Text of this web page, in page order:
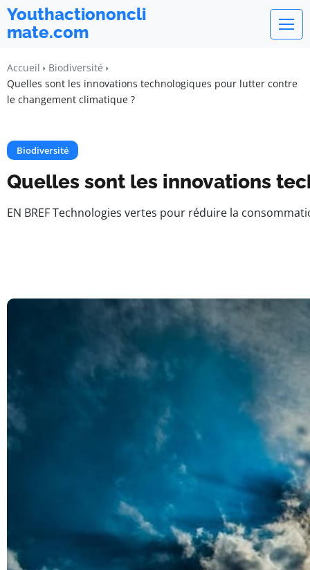
Youthactiononcli
mate.com
Accueil
Biodiversité
Quelles sont les innovations technologiques pour lutter contre
le changement climatique ?
Biodiversité
Quelles sont les innovations
EN BREF Technologies vertes pour réduire la